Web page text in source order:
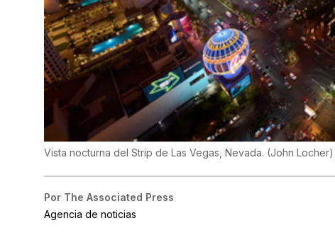
Vista nocturna del Strip de Las Vegas, Nevada. (John Locher)
Por The Associated Press
Agencia de noticias